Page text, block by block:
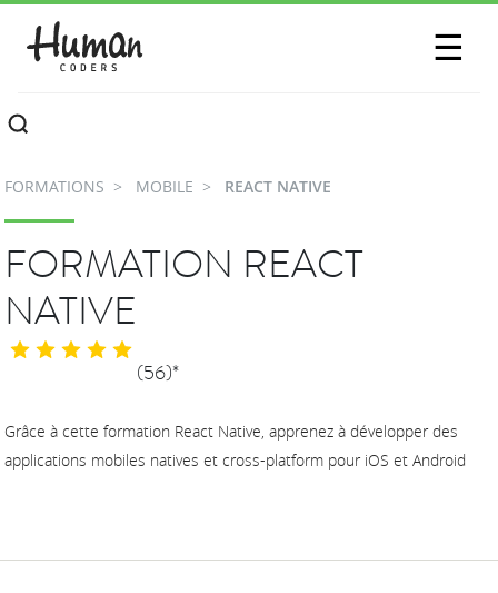
☰
CONTACTEZ-NOUS
FORMATIONS MOBILE REACT NATIVE
FORMATION REACT
NATIVE
(56)*
Grâce à cette formation React Native, apprenez à développer des
applications mobiles natives et cross-platform pour iOS et Android